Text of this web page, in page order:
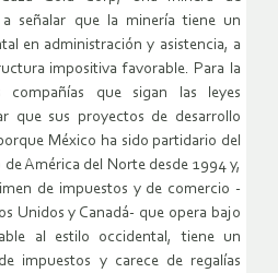
a señalar que la minería tiene un
en administración y asistencia, a
impositiva favorable. Para la
compañías que sigan las leyes
que sus proyectos de desarrollo
México ha sido partidario del
América del Norte desde 1994 y,
de impuestos y de comercio -
Unidos y Canadá- que opera bajo
al estilo occidental, tiene un
impuestos y carece de regalías